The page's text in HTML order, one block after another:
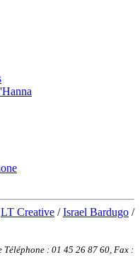
LT Creative /Israel Bardugo /
Téléphone : 01 45 26 87 60, Fax :